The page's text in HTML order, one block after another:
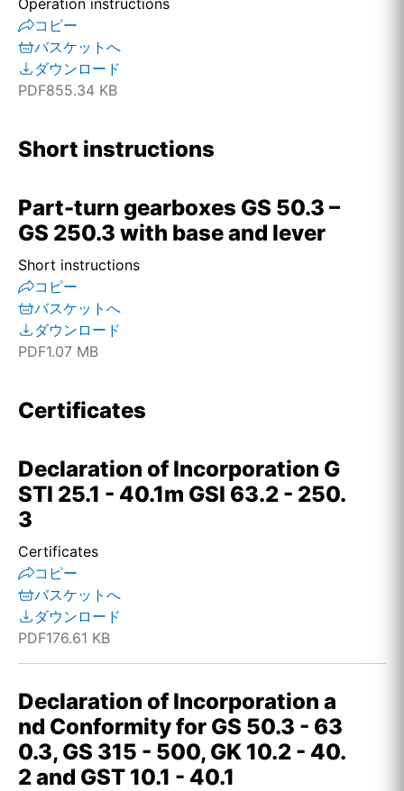
Operation instructions
コピー
バスケットへ
ダウンロード
PDF855.34 KB
Short instructions
Part-turn gearboxes GS 50.3 –
GS 250.3 with base and lever
Short instructions
コピー
バスケットへ
ダウンロード
PDF1.07 MB
Certificates
Declaration of Incorporation G
STI 25.1 - 40.1m GSI 63.2 - 250.
3
Certificates
コピー
バスケットへ
ダウンロード
PDF176.61 KB
Declaration of Incorporation a
nd Conformity for GS 50.3 - 63
0.3, GS 315 - 500, GK 10.2 - 40.
2 and GST 10.1 - 40.1